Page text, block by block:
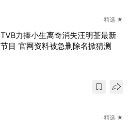
精选 ★
TVB力捧小生离奇消失汪明荃最新
节目 官网资料被急删除名掀猜测
精选 ★